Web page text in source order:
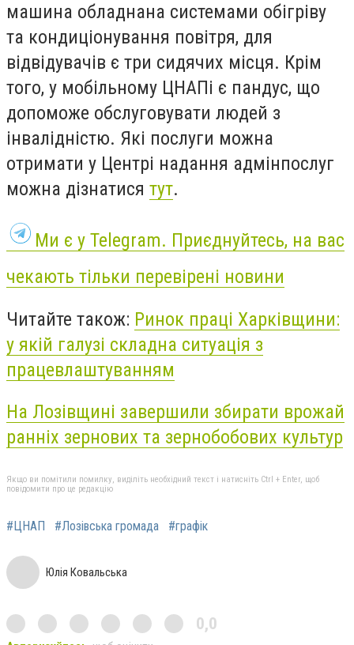
машина обладнана системами обігріву
та кондиціонування повітря, для
відвідувачів є три сидячих місця. Крім
того, у мобільному ЦНАПі є пандус, що
допоможе обслуговувати людей з
інвалідністю. Які послуги можна
отримати у Центрі надання адмінпослуг
можна дізнатися тут.
Ми є у Telegram. Приєднуйтесь, на вас
чекають тільки перевірені новини
Читайте також: Ринок праці Харківщини:
у якій галузі складна ситуація з
працевлаштуванням
На Лозівщині завершили збирати врожай
ранніх зернових та зернобобових культур
Якщо ви помітили помилку, виділіть необхідний текст і натисніть Ctrl + Enter, щоб
повідомити про це редакцію
#ЦНАП #Лозівська громада #графік
Юлія Ковальська
0,0